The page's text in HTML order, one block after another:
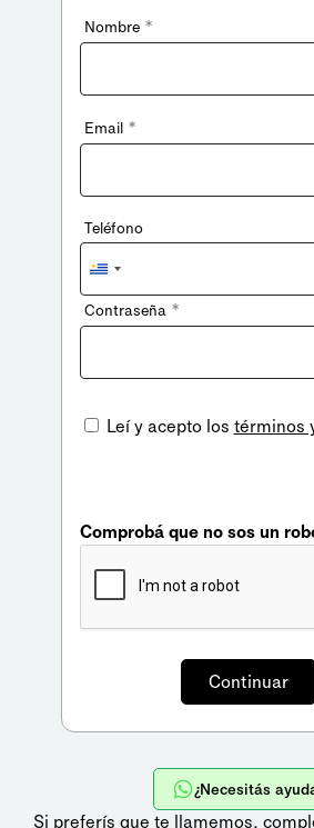
Nombre *
Email *
Teléfono
Uruguay
+598
Contraseña *
Leí y acepto los términos
Comprobá que no sos un
¿Necesitás
Si preferís que te llamemos,